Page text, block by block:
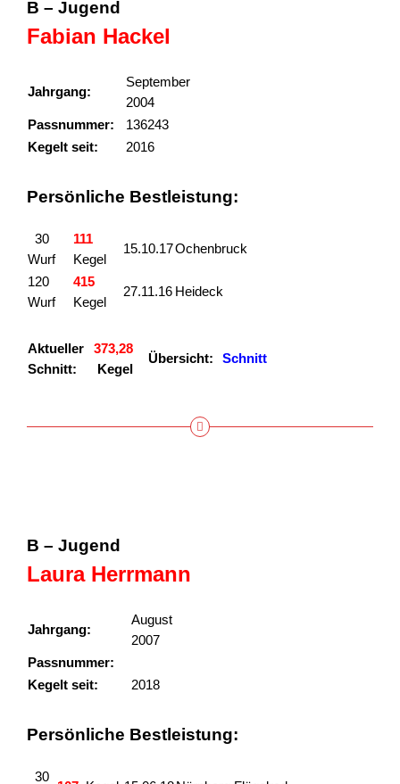
B – Jugend
Fabian Hackel
Jahrgang:
September
2004
Passnummer:
136243
Kegelt seit:
2016
Persönliche Bestleistung:
30
Wurf
111
Kegel
15.10.17Ochenbruck
120
Wurf
415
Kegel
27.11.16 Heideck
Aktueller
Schnitt:
373,28
Kegel
Übersicht: Schnitt
B – Jugend
Laura Herrmann
Jahrgang:
August
2007
Passnummer:
Kegelt seit:
2018
Persönliche Bestleistung:
30